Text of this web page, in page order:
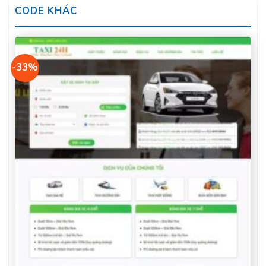
Theme wordpress giới thiệuArtiste School
Chính sách ưu đãi khi mua theme tại chợ WEBS
Miễn phí cài đặt giao diện Demo lần đầu
lên Hosting
CODE KHÁC
-33%